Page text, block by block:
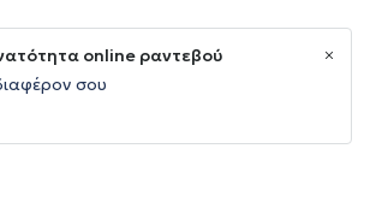
online ραντεβού
σου